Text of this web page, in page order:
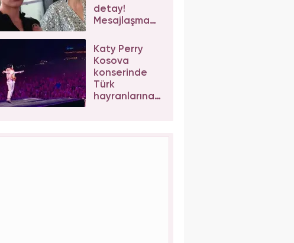
detay!
Mesajlaşma
Tuğyan
Ülkem'e
müebbet
talebi
Katy Perry
Kosova
konserinde
Türk
hayranlarına